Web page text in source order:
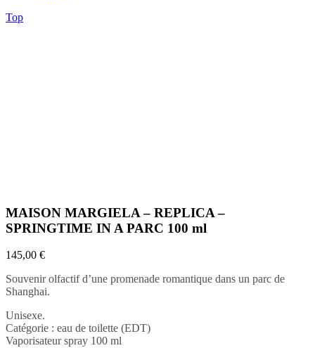
Top
MAISON MARGIELA – REPLICA –
SPRINGTIME IN A PARC 100 ml
145,00 €
Souvenir olfactif d’une promenade romantique dans un parc de
Shanghai.
Unisexe.
Catégorie : eau de toilette (EDT)
Vaporisateur spray 100 ml